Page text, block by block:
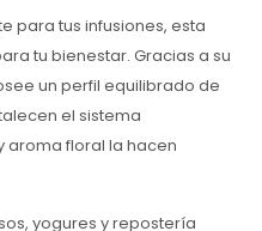
para tus infusiones, esta
tu bienestar. Gracias a su
un perfil equilibrado de
el sistema
aroma floral la hacen
yogures y repostería